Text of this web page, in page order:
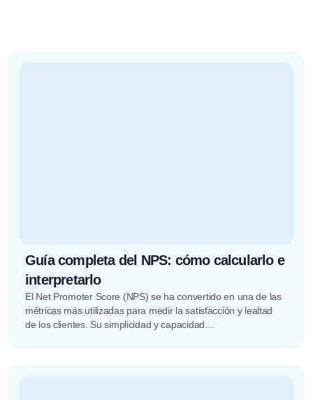
Guía completa del NPS: cómo calcularlo e
interpretarlo
El Net Promoter Score (NPS) se ha convertido en una de las
métricas más utilizadas para medir la satisfacción y lealtad
de los clientes. Su simplicidad y capacidad…